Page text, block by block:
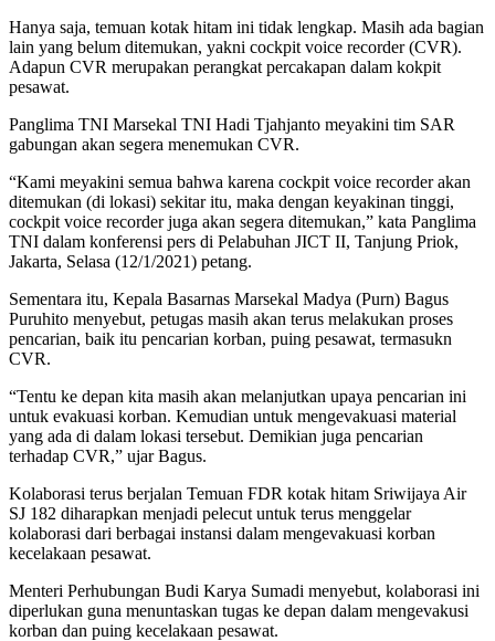
Hanya saja, temuan kotak hitam ini tidak lengkap. Masih ada bagian
lain yang belum ditemukan, yakni cockpit voice recorder (CVR).
Adapun CVR merupakan perangkat percakapan dalam kokpit
pesawat.
Panglima TNI Marsekal TNI Hadi Tjahjanto meyakini tim SAR
gabungan akan segera menemukan CVR.
“Kami meyakini semua bahwa karena cockpit voice recorder akan
ditemukan (di lokasi) sekitar itu, maka dengan keyakinan tinggi,
cockpit voice recorder juga akan segera ditemukan,” kata Panglima
TNI dalam konferensi pers di Pelabuhan JICT II, Tanjung Priok,
Jakarta, Selasa (12/1/2021) petang.
Sementara itu, Kepala Basarnas Marsekal Madya (Purn) Bagus
Puruhito menyebut, petugas masih akan terus melakukan proses
pencarian, baik itu pencarian korban, puing pesawat, termasukn
CVR.
“Tentu ke depan kita masih akan melanjutkan upaya pencarian ini
untuk evakuasi korban. Kemudian untuk mengevakuasi material
yang ada di dalam lokasi tersebut. Demikian juga pencarian
terhadap CVR,” ujar Bagus.
Kolaborasi terus berjalan Temuan FDR kotak hitam Sriwijaya Air
SJ 182 diharapkan menjadi pelecut untuk terus menggelar
kolaborasi dari berbagai instansi dalam mengevakuasi korban
kecelakaan pesawat.
Menteri Perhubungan Budi Karya Sumadi menyebut, kolaborasi ini
diperlukan guna menuntaskan tugas ke depan dalam mengevakusi
korban dan puing kecelakaan pesawat.